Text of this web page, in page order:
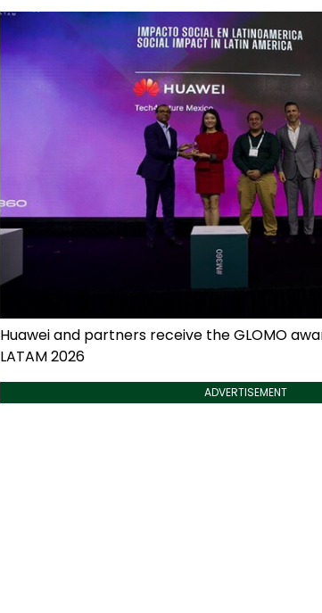
Huawei and partners receive the GLOMO
LATAM 2026
ADVERTISEMENT